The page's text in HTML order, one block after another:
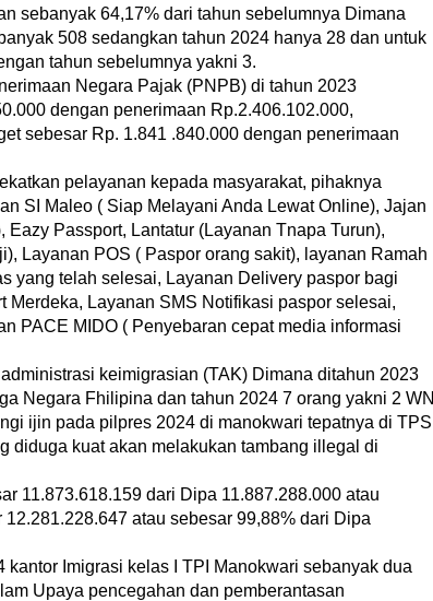
sebanyak 64,17% dari tahun sebelumnya Dimana
508 sedangkan tahun 2024 hanya 28 dan untuk
tahun sebelumnya yakni 3.
Negara Pajak (PNPB) di tahun 2023
dengan penerimaan Rp.2.406.102.000,
sebesar Rp. 1.841 .840.000 dengan penerimaan
pelayanan kepada masyarakat, pihaknya
SI Maleo ( Siap Melayani Anda Lewat Online), Jajan
Passport, Lantatur (Layanan Tnapa Turun),
Layanan POS ( Paspor orang sakit), layanan Ramah
yang telah selesai, Layanan Delivery paspor bagi
Merdeka, Layanan SMS Notifikasi paspor selesai,
PACE MIDO ( Penyebaran cepat media informasi
keimigrasian (TAK) Dimana ditahun 2023
Negara Fhilipina dan tahun 2024 7 orang yakni 2 WN
ijin pada pilpres 2024 di manokwari tepatnya di TPS
diduga kuat akan melakukan tambang illegal di
11.873.618.159 dari Dipa 11.887.288.000 atau
atau sebesar 99,88% dari Dipa
Imigrasi kelas I TPI Manokwari sebanyak dua
Upaya pencegahan dan pemberantasan